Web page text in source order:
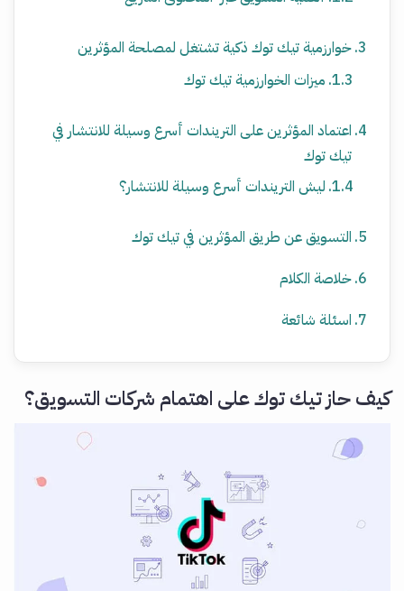
خوارزمية تيك توك ذكية تشتغل لمصلحة المؤثرين
ميزات الخوارزمية تيك توك
اعتماد المؤثرين على التريندات أسرع وسيلة للانتشار في
تيك توك
ليش التريندات أسرع وسيلة للانتشار؟
التسويق عن طريق المؤثرين في تيك توك
خلاصة الكلام
اسئلة شائعة
كيف حاز تيك توك على اهتمام شركات التسويق؟